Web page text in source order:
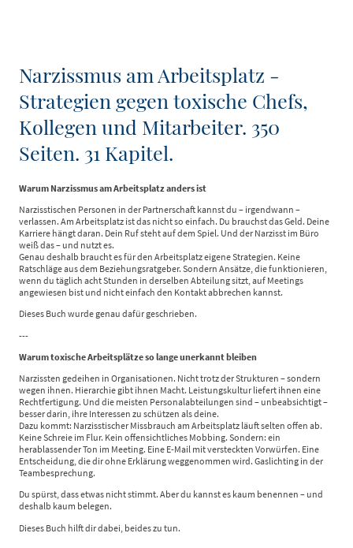
Narzissmus am Arbeitsplatz -
Strategien gegen toxische Chefs,
Kollegen und Mitarbeiter. 350
Seiten. 31 Kapitel.
Warum Narzissmus am Arbeitsplatz anders ist
Narzisstischen Personen in der Partnerschaft kannst du – irgendwann –
verlassen. Am Arbeitsplatz ist das nicht so einfach. Du brauchst das Geld. Deine
Karriere hängt daran. Dein Ruf steht auf dem Spiel. Und der Narzisst im Büro
weiß das – und nutzt es.
Genau deshalb braucht es für den Arbeitsplatz eigene Strategien. Keine
Ratschläge aus dem Beziehungsratgeber. Sondern Ansätze, die funktionieren,
wenn du täglich acht Stunden in derselben Abteilung sitzt, auf Meetings
angewiesen bist und nicht einfach den Kontakt abbrechen kannst.
Dieses Buch wurde genau dafür geschrieben.
---
Warum toxische Arbeitsplätze so lange unerkannt bleiben
Narzissten gedeihen in Organisationen. Nicht trotz der Strukturen – sondern
wegen ihnen. Hierarchie gibt ihnen Macht. Leistungskultur liefert ihnen eine
Rechtfertigung. Und die meisten Personalabteilungen sind – unbeabsichtigt –
besser darin, ihre Interessen zu schützen als deine.
Dazu kommt: Narzisstischer Missbrauch am Arbeitsplatz läuft selten offen ab.
Keine Schreie im Flur. Kein offensichtliches Mobbing. Sondern: ein
herablassender Ton im Meeting. Eine E-Mail mit versteckten Vorwürfen. Eine
Entscheidung, die dir ohne Erklärung weggenommen wird. Gaslichting in der
Teambesprechung.
Du spürst, dass etwas nicht stimmt. Aber du kannst es kaum benennen – und
deshalb kaum belegen.
Dieses Buch hilft dir dabei, beides zu tun.